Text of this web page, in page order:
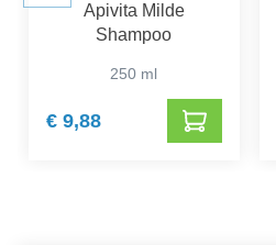
Apivita Milde
Shampoo
250 ml
€ 9,88